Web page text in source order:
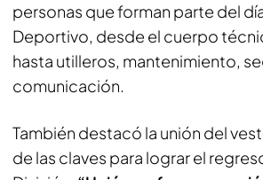
personas que forman parte del
Deportivo, desde el cuerpo
hasta utilleros, mantenimiento,
comunicación.
También destacó la unión del
de las claves para lograr el